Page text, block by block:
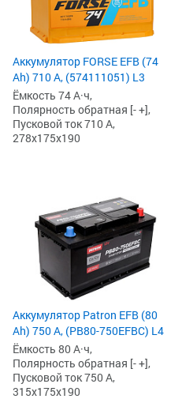
Аккумулятор FORSE EFB (74
Ah) 710 А, (574111051) L3
Ёмкость 74 А·ч,
Полярность обратная [- +],
Пусковой ток 710 А,
278x175x190
Аккумулятор Patron EFB (80
Ah) 750 А, (PB80-750EFBC) L4
Ёмкость 80 А·ч,
Полярность обратная [- +],
Пусковой ток 750 А,
315x175x190